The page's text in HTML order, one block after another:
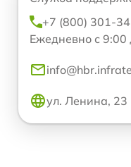
+7 (800) 301-
Ежедневно с 9:00
ул. Ленина, 23